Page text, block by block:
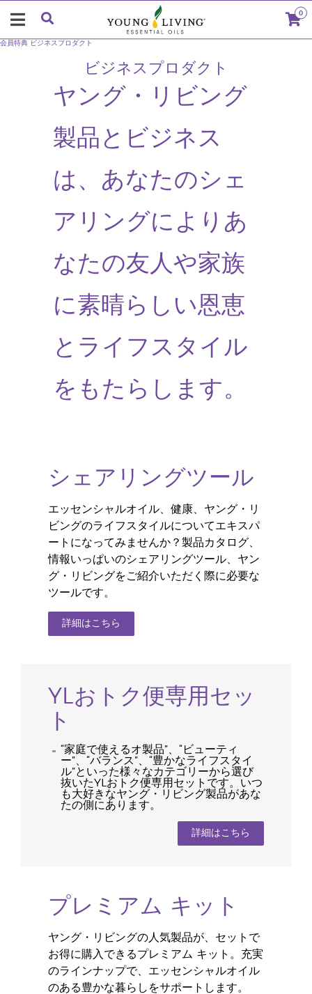
0
ビジネスプロダクト
ヤング・リビング
製品とビジネス
は、あなたのシェ
アリングによりあ
なたの友人や家族
に素晴らしい恩恵
とライフスタイル
をもたらします。
会員特典 ビジネスプロダクト
シェアリングツール
エッセンシャルオイル、健康、ヤング・リ
ビングのライフスタイルについてエキスパ
ートになってみませんか？製品カタログ、
情報いっぱいのシェアリングツール、ヤン
グ・リビングをご紹介いただく際に必要な
ツールです。
詳細はこちら
YLおトク便専用セッ
ト
“家庭で使えるオ製品”、“ビューティ
ー”、“バランス”、“豊かなライフスタイ
ル”といった様々なカテゴリーから選び
抜いたYLおトク便専用セットです。いつ
も大好きなヤング・リビング製品があな
たの側にあります。
詳細はこちら
プレミアム キット
ヤング・リビングの人気製品が、セットで
お得に購入できるプレミアム キット。充実
のラインナップで、エッセンシャルオイル
のある豊かな暮らしをサポートします。